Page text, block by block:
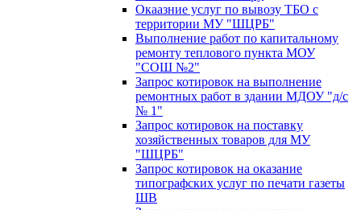
Окаазние услуг по вывозу ТБО с
территории МУ "ШЦРБ"
Выполнение работ по капитальному
ремонту теплового пункта МОУ
"СОШ №2"
Запрос котировок на выполнение
ремонтных работ в здании МДОУ "д/с
№ 1"
Запрос котировок на поставку
хозяйственных товаров для МУ
"ШЦРБ"
Запрос котировок на оказание
типографских услуг по печати газеты
ШВ